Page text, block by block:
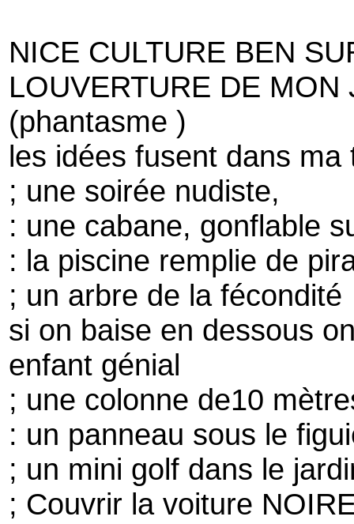
NICE CULTURE BEN
LOUVERTURE DE
(phantasme )
les idées fusent dans ma
; une soirée nudiste,
: une cabane, gonflable
: la piscine remplie de
; un arbre de la fécondité
si on baise en dessous
enfant génial
; une colonne de10
: un panneau sous le
; un mini golf dans le
; Couvrir la voiture